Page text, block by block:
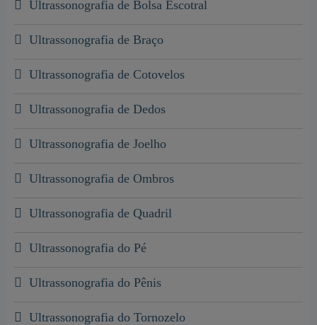
Ultrassonografia de Bolsa Escotral
Ultrassonografia de Braço
Ultrassonografia de Cotovelos
Ultrassonografia de Dedos
Ultrassonografia de Joelho
Ultrassonografia de Ombros
Ultrassonografia de Quadril
Ultrassonografia do Pé
Ultrassonografia do Pênis
Ultrassonografia do Tornozelo